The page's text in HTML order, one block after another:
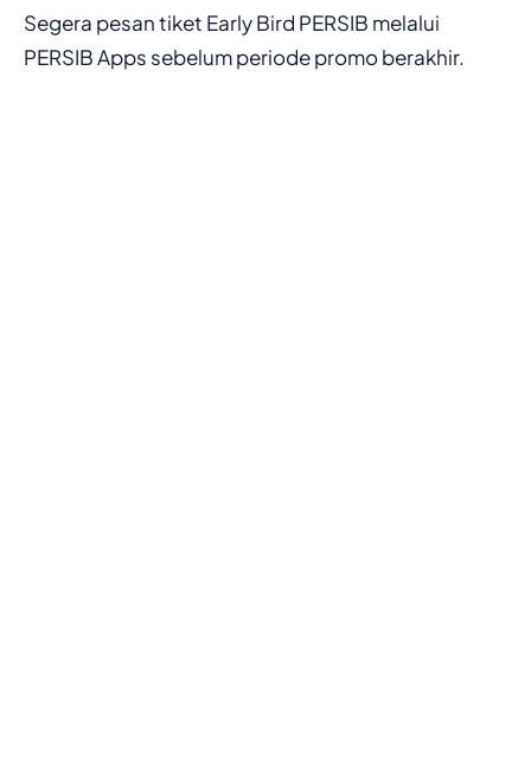
Segera pesan tiket Early Bird PERSIB melalui
PERSIB Apps sebelum periode promo berakhir.